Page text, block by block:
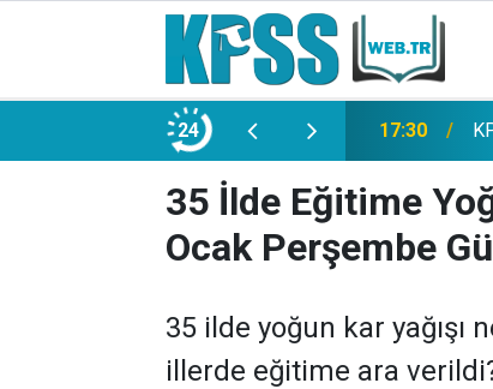
24
Memur Alımı Başlıyor! 21:20
35 İlde Eğitime
Ocak Perşembe
35 ilde yoğun kar
illerde eğitime ara